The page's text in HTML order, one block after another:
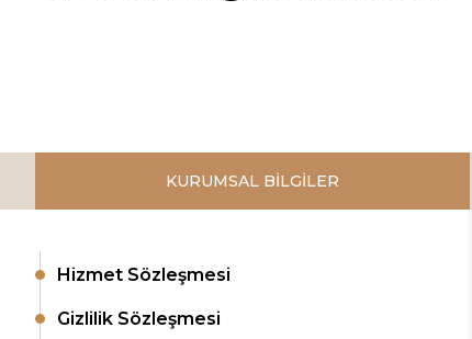
KURUMSAL BİLGİLER
Hizmet Sözleşmesi
Gizlilik Sözleşmesi